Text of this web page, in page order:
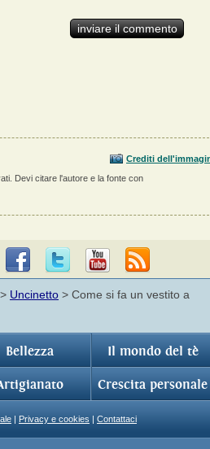
Crediti
Devi citare l'autore e la fonte con
> Uncinetto > Come si fa un vestito a
Bellezza Il mondo del tè
Crescita personale
| Privacy e cookies | Contattaci